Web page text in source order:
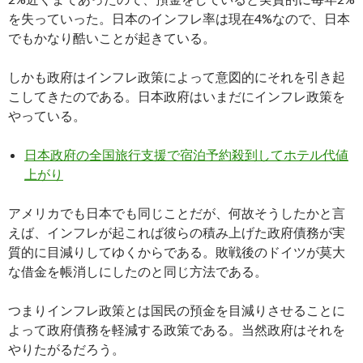
を失っていった。日本のインフレ率は現在4%なので、日本
でもかなり酷いことが起きている。
しかも政府はインフレ政策によって意図的にそれを引き起
こしてきたのである。日本政府はいまだにインフレ政策を
やっている。
日本政府の全国旅行支援で宿泊予約殺到してホテル代値
上がり
アメリカでも日本でも同じことだが、何故そうしたかと言
えば、インフレが起これば彼らの積み上げた政府債務が実
質的に目減りしてゆくからである。敗戦後のドイツが莫大
な借金を帳消しにしたのと同じ方法である。
つまりインフレ政策とは国民の預金を目減りさせることに
よって政府債務を軽減する政策である。当然政府はそれを
やりたがるだろう。